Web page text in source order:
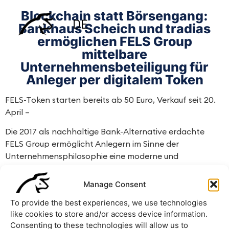
Manage Consent
To provide the best experiences, we use technologies
like cookies to store and/or access device information.
Consenting to these technologies will allow us to
DE
Blockchain statt Börsengang:
Bankhaus Scheich und tradias
ermöglichen FELS Group
mittelbare
Unternehmensbeteiligung für
Anleger per digitalem Token
FELS-Token starten bereits ab 50 Euro, Verkauf seit 20.
April –
Die 2017 als nachhaltige Bank-Alternative erdachte
FELS Group ermöglicht Anlegern im Sinne der
Unternehmensphilosophie eine moderne und
Bankhaus Scheich und tradias als starke Partner bei
Tokenisierung und Handel – FELS-Token über tradias-
Plattform erhältlich.